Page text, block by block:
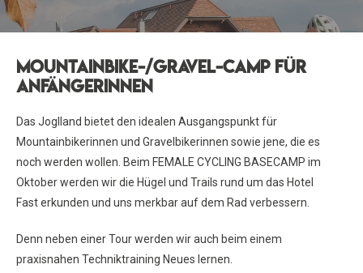
mountainbike-/Gravel-camp für
anfängerinnen
Das Joglland bietet den idealen Ausgangspunkt für
Mountainbikerinnen und Gravelbikerinnen sowie jene, die es
noch werden wollen. Beim FEMALE CYCLING BASECAMP im
Oktober werden wir die Hügel und Trails rund um das Hotel
Fast erkunden und uns merkbar auf dem Rad verbessern.
Denn neben einer Tour werden wir auch beim einem
praxisnahen Techniktraining Neues lernen.